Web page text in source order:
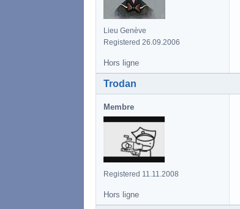
Lieu Genève
Registered 26.09.2006
Hors ligne
Trodan
Membre
Registered 11.11.2008
Hors ligne